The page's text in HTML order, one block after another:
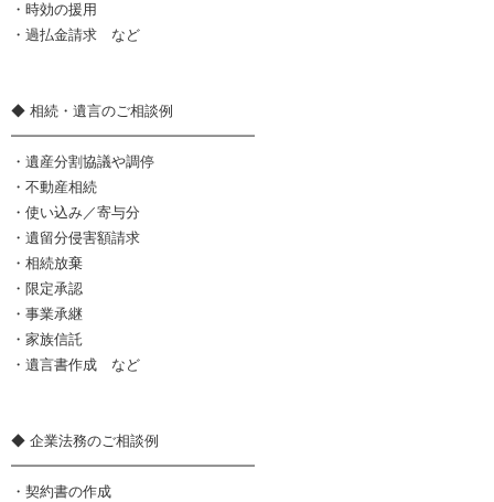
・時効の援用
・過払金請求 など
◆ 相続・遺言のご相談例
━━━━━━━━━━━━━━━━━
・遺産分割協議や調停
・不動産相続
・使い込み／寄与分
・遺留分侵害額請求
・相続放棄
・限定承認
・事業承継
・家族信託
・遺言書作成 など
◆ 企業法務のご相談例
━━━━━━━━━━━━━━━━━
・契約書の作成